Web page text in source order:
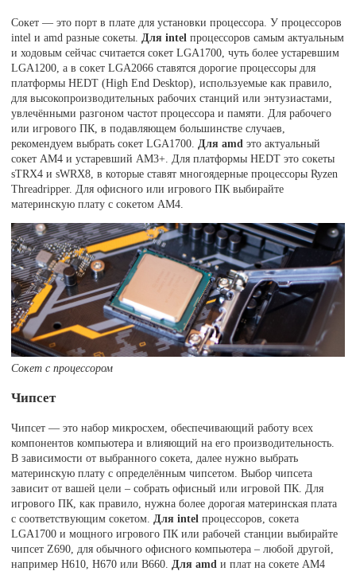
Сокет — это порт в плате для установки процессора. У процессоров
intel и amd разные сокеты. Для intel процессоров самым актуальным
и ходовым сейчас считается сокет LGA1700, чуть более устаревшим
LGA1200, а в сокет LGA2066 ставятся дорогие процессоры для
платформы HEDT (High End Desktop), используемые как правило,
для высокопроизводительных рабочих станций или энтузиастами,
увлечёнными разгоном частот процессора и памяти. Для рабочего
или игрового ПК, в подавляющем большинстве случаев,
рекомендуем выбрать сокет LGA1700. Для amd это актуальный
сокет AM4 и устаревший AM3+. Для платформы HEDT это сокеты
sTRX4 и sWRX8, в которые ставят многоядерные процессоры Ryzen
Threadripper. Для офисного или игрового ПК выбирайте
материнскую плату с сокетом AM4.
Сокет с процессором
Чипсет
Чипсет — это набор микросхем, обеспечивающий работу всех
компонентов компьютера и влияющий на его производительность.
В зависимости от выбранного сокета, далее нужно выбрать
материнскую плату с определённым чипсетом. Выбор чипсета
зависит от вашей цели – собрать офисный или игровой ПК. Для
игрового ПК, как правило, нужна более дорогая материнская плата
с соответствующим сокетом. Для intel процессоров, сокета
LGA1700 и мощного игрового ПК или рабочей станции выбирайте
чипсет Z690, для обычного офисного компьютера – любой другой,
например H610, H670 или B660. Для amd и плат на сокете AM4